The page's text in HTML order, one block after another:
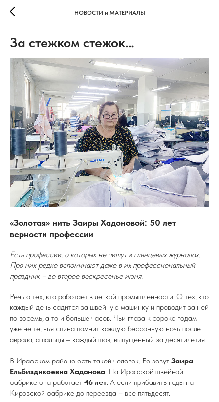
НОВОСТИ и МАТЕРИАЛЫ
За стежком стежок…
«Золотая» нить Заиры Хадоновой: 50 лет
верности профессии
Есть профессии, о которых не пишут в глянцевых журналах.
Про них редко вспоминают даже в их профессиональный
праздник – во второе воскресенье июня.
Речь о тех, кто работает в легкой промышленности. О тех, кто
каждый день садится за швейную машинку и проводит за ней
по восемь, а то и больше часов. Чьи глаза к сорока годам
уже не те, чья спина помнит каждую бессонную ночь после
аврала, а пальцы – каждый шов, выпущенный за десятилетия.
В Ирафском районе есть такой человек. Ее зовут Заира
Ельбиздикоевна Хадонова. На Ирафской швейной
фабрике она работает 46 лет. А если прибавить годы на
Кировской фабрике до переезда – все пятьдесят.